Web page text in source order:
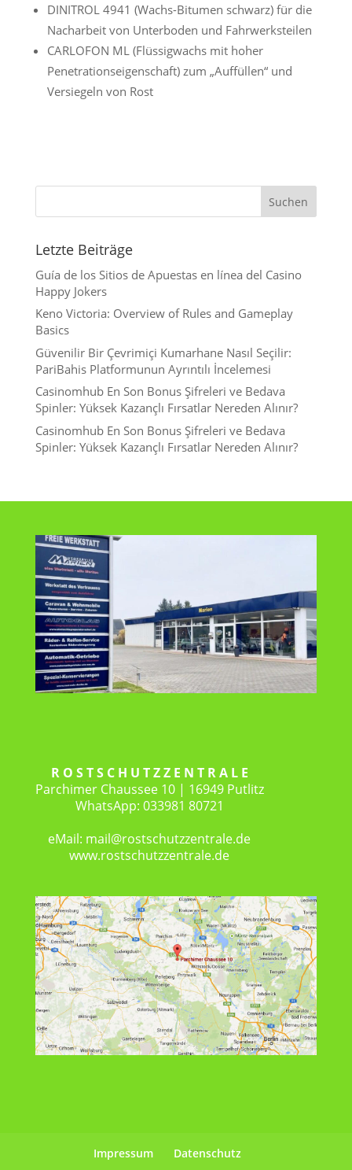
DINITROL 4941 (Wachs-Bitumen schwarz) für die
Nacharbeit von Unterboden und Fahrwerksteilen
CARLOFON ML (Flüssigwachs mit hoher
Penetrationseigenschaft) zum „Auffüllen“ und
Versiegeln von Rost
Suchen
Letzte Beiträge
Guía de los Sitios de Apuestas en línea del Casino
Happy Jokers
Keno Victoria: Overview of Rules and Gameplay
Basics
Güvenilir Bir Çevrimiçi Kumarhane Nasıl Seçilir:
PariBahis Platformunun Ayrıntılı İncelemesi
Casinomhub En Son Bonus Şifreleri ve Bedava
Spinler: Yüksek Kazançlı Fırsatlar Nereden Alınır?
Casinomhub En Son Bonus Şifreleri ve Bedava
Spinler: Yüksek Kazançlı Fırsatlar Nereden Alınır?
R O S T S C H U T Z Z E N T R A L E
Parchimer Chaussee 10 | 16949 Putlitz
WhatsApp: 033981 80721
eMail: mail@rostschutzzentrale.de
www.rostschutzzentrale.de
Impressum Datenschutz